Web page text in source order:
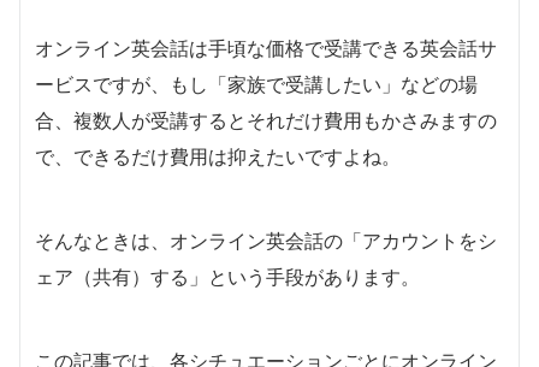
オンライン英会話は手頃な価格で受講できる英会話サ
ービスですが、もし「家族で受講したい」などの場
合、複数人が受講するとそれだけ費用もかさみますの
で、できるだけ費用は抑えたいですよね。
そんなときは、オンライン英会話の「アカウントをシ
ェア（共有）する」という手段があります。
この記事では、各シチュエーションごとにオンライン